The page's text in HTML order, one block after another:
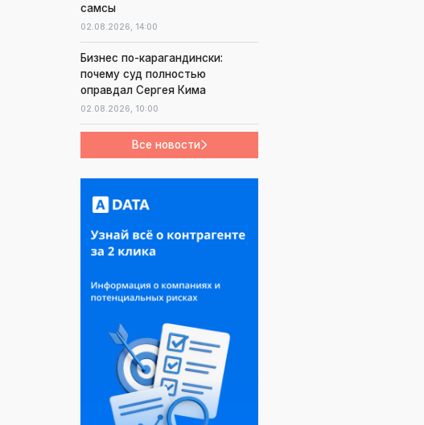
самсы
02.08.2026, 14:00
Бизнес по-карагандински:
почему суд полностью
оправдал Сергея Кима
02.08.2026, 10:00
Все новости